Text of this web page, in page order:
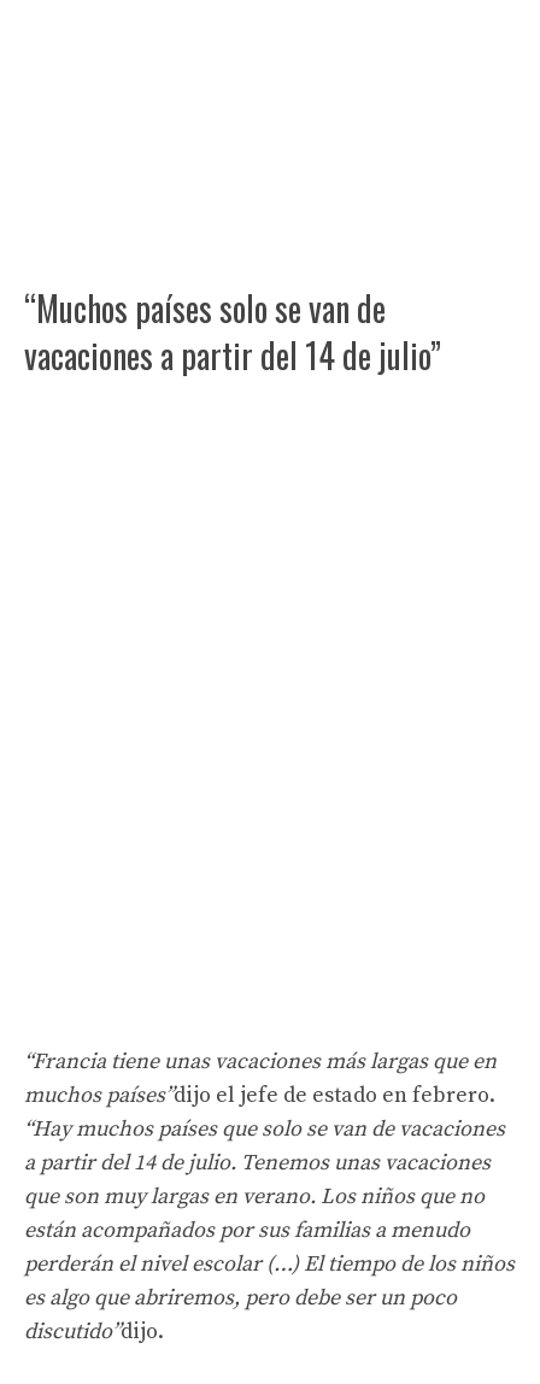
“Muchos países solo se van de
vacaciones a partir del 14 de julio”
“Francia tiene unas vacaciones más largas que en
muchos países”dijo el jefe de estado en febrero.
“Hay muchos países que solo se van de vacaciones
a partir del 14 de julio. Tenemos unas vacaciones
que son muy largas en verano. Los niños que no
están acompañados por sus familias a menudo
perderán el nivel escolar (…) El tiempo de los niños
es algo que abriremos, pero debe ser un poco
discutido”dijo.